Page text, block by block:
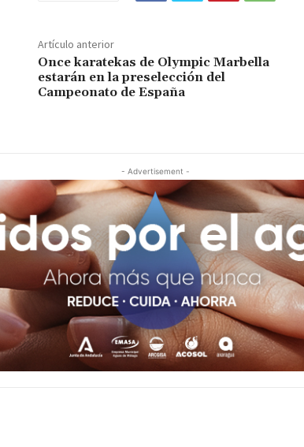
Artículo anterior
Once karatekas de Olympic Marbella
estarán en la preselección del
Campeonato de España
- Advertisement -